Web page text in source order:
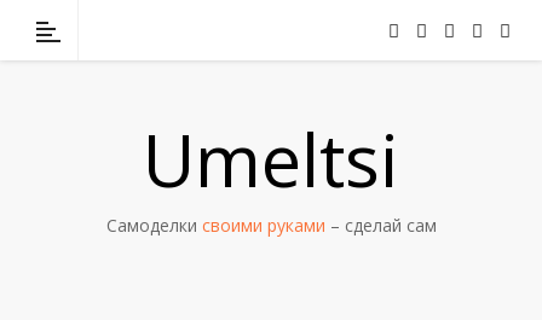
Umeltsi
Самоделки своими руками – сделай сам